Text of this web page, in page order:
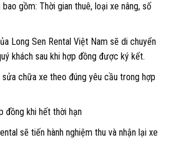
gồm: Thời gian thuê, loại xe nâng, số
Long Sen Rental Việt Nam sẽ di chuyển
khách sau khi hợp đồng được ký kết.
chữa xe theo đúng yêu cầu trong hợp
đồng khi hết thời hạn
sẽ tiến hành nghiệm thu và nhận lại xe